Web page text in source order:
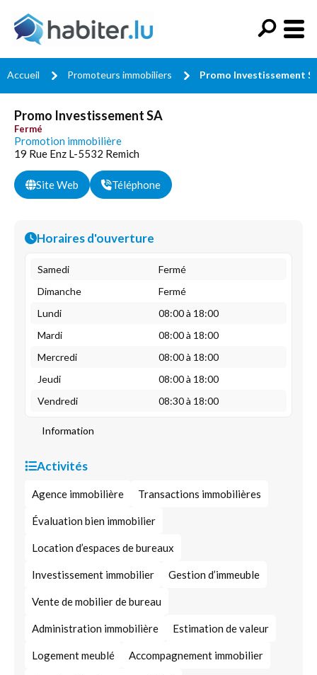
Accueil Promoteurs immobiliers Promo Investissement
Promo Investissement SA
Fermé
Promotion immobilière
19 Rue Enz L-5532 Remich
Site Web Téléphone
Horaires d'ouverture
Samedi
Fermé
Dimanche
Fermé
Lundi
08:00 à 18:00
Mardi
08:00 à 18:00
Mercredi
08:00 à 18:00
Jeudi
08:00 à 18:00
Vendredi
08:30 à 18:00
Information
Activités
Agence immobilière Transactions immobilières
Évaluation bien immobilier
Location d’espaces de bureaux
Investissement immobilier Gestion d’immeuble
Vente de mobilier de bureau
Administration immobilière Estimation de valeur
Logement meublé Accompagnement immobilier